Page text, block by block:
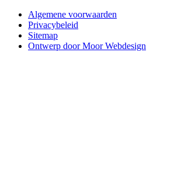
Algemene voorwaarden
Privacybeleid
Sitemap
Ontwerp door Moor Webdesign